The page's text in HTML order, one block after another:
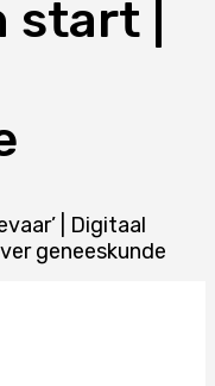
|
| Digitaal
geneeskunde